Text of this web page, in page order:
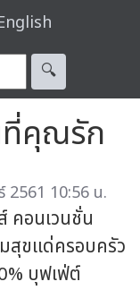
🔍︎
คุณรัก
2561 10:56 น.
คอนเวนชั่น
สุขแด่ครอบครัว
บุฟเฟ่ต์